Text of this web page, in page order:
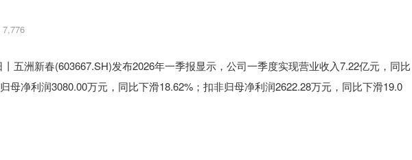
7,776
五洲新春(603667.SH)发布2026年一季报显示，公司一季度实现营业收入7.22亿元 ，同比
归母净利润3080.00万元 ，同比下滑18.62% ；扣非归母净利润2622.28万元 ，同比下滑19.0